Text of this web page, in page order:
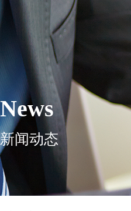
News
新闻动态